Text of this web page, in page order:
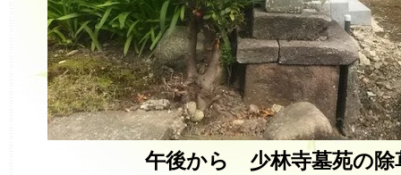
午後から 少林寺墓苑の除